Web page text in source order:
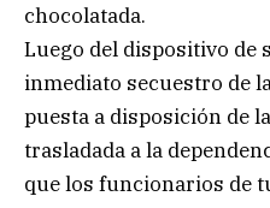
chocolatada.
Luego del dispositivo de
inmediato secuestro de
puesta a disposición de
trasladada a la
que los funcionarios de